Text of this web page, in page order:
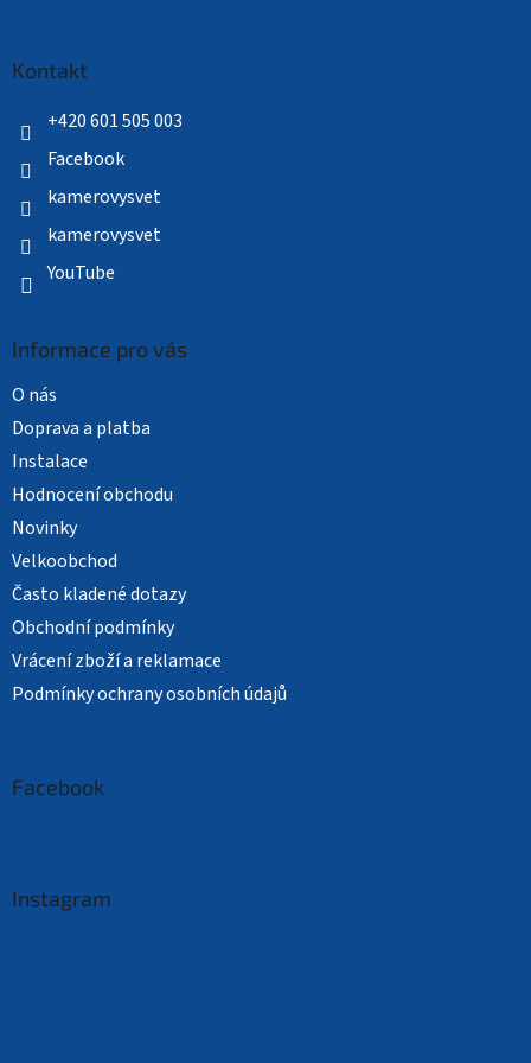
Kontakt
+420 601 505 003
Facebook
kamerovysvet
kamerovysvet
YouTube
Informace pro vás
O nás
Doprava a platba
Instalace
Hodnocení obchodu
Novinky
Velkoobchod
Často kladené dotazy
Obchodní podmínky
Vrácení zboží a reklamace
Podmínky ochrany osobních údajů
Facebook
Instagram